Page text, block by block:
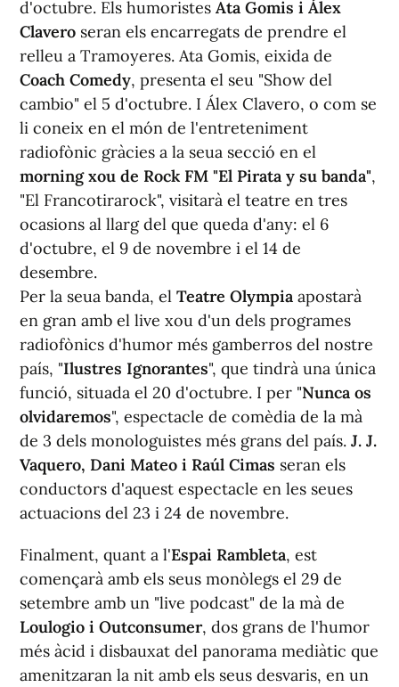
d'octubre. Els humoristes Ata Gomis i Álex
Clavero seran els encarregats de prendre el
relleu a Tramoyeres. Ata Gomis, eixida de
Coach Comedy, presenta el seu "Show del
cambio" el 5 d'octubre. I Álex Clavero, o com se
li coneix en el món de l'entreteniment
radiofònic gràcies a la seua secció en el
morning xou de Rock FM "El Pirata y su banda",
"El Francotirarock", visitarà el teatre en tres
ocasions al llarg del que queda d'any: el 6
d'octubre, el 9 de novembre i el 14 de
desembre.
Per la seua banda, el Teatre Olympia apostarà
en gran amb el live xou d'un dels programes
radiofònics d'humor més gamberros del nostre
país, "Ilustres Ignorantes", que tindrà una única
funció, situada el 20 d'octubre. I per "Nunca os
olvidaremos", espectacle de comèdia de la mà
de 3 dels monologuistes més grans del país. J. J.
Vaquero, Dani Mateo i Raúl Cimas seran els
conductors d'aquest espectacle en les seues
actuacions del 23 i 24 de novembre.
Finalment, quant a l'Espai Rambleta, est
començarà amb els seus monòlegs el 29 de
setembre amb un "live podcast" de la mà de
Loulogio i Outconsumer, dos grans de l'humor
més àcid i disbauxat del panorama mediàtic que
amenitzaran la nit amb els seus desvaris, en un